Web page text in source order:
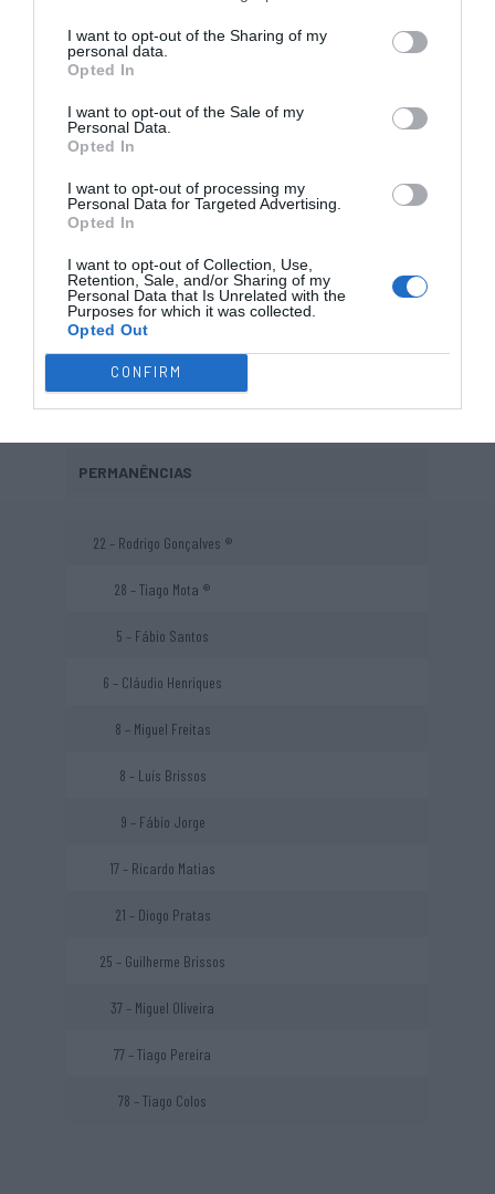
I want to opt-out of the Sharing of my
personal data.
Opted In
I want to opt-out of the Sale of my
Personal Data.
Opted In
I want to opt-out of processing my
Personal Data for Targeted Advertising.
Opted In
I want to opt-out of Collection, Use,
Retention, Sale, and/or Sharing of my
Personal Data that Is Unrelated with the
Purposes for which it was collected.
Opted Out
CONFIRM
ENTRADAS
Hockey Club Santiago
PERMANÊNCIAS
22 – Rodrigo Gonçalves ®
28 – Tiago Mota ®
5 – Fábio Santos
6 – Cláudio Henriques
8 – Miguel Freitas
8 – Luís Brissos
9 – Fábio Jorge
17 – Ricardo Matias
21 – Diogo Pratas
25 – Guilherme Brissos
37 – Miguel Oliveira
77 – Tiago Pereira
78 – Tiago Colos